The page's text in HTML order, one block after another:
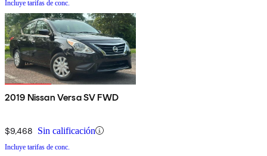
Incluye tarifas de conc.
2019 Nissan Versa SV FWD
$9,468 Sin calificación
Incluye tarifas de conc.